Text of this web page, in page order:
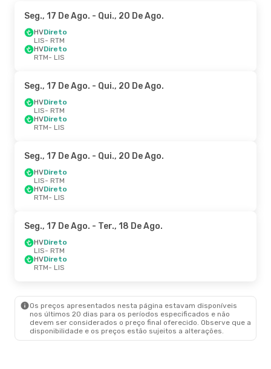
Seg., 17 De Ago. - Qui., 20 De Ago.
HVDireto
LIS- RTM
HVDireto
RTM- LIS
Seg., 17 De Ago. - Qui., 20 De Ago.
HVDireto
LIS- RTM
HVDireto
RTM- LIS
Seg., 17 De Ago. - Qui., 20 De Ago.
HVDireto
LIS- RTM
HVDireto
RTM- LIS
Seg., 17 De Ago. - Ter., 18 De Ago.
HVDireto
LIS- RTM
HVDireto
RTM- LIS
Os preços apresentados nesta página estavam disponíveis
nos últimos 20 dias para os períodos especificados e não
devem ser considerados o preço final oferecido. Observe que a
disponibilidade e os preços estão sujeitos a alterações.